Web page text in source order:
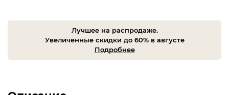
Лучшее на распродаже.
Увеличенные скидки до 60% в августе
Подробнее